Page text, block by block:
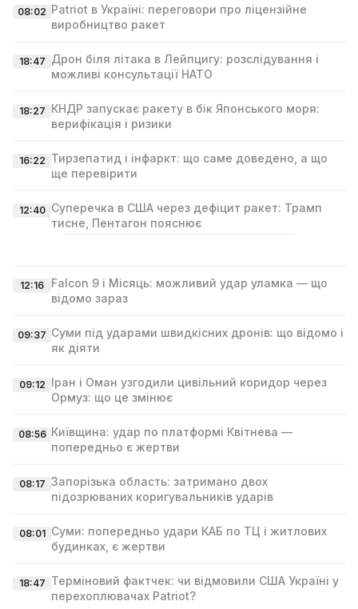
08:02 Patriot в Україні: переговори про ліцензійне
виробництво ракет
18:47 Дрон біля літака в Лейпцигу: розслідування і
можливі консультації НАТО
18:27 КНДР запускає ракету в бік Японського моря:
верифікація і ризики
16:22 Тирзепатид і інфаркт: що саме доведено, а що
ще перевірити
12:40 Суперечка в США через дефіцит ракет: Трамп
тисне, Пентагон пояснює
12:16
Falcon 9 і Місяць: можливий удар уламка — що
відомо зараз
09:37 Суми під ударами швидкісних дронів: що відомо і
як діяти
09:12 Іран і Оман узгодили цивільний коридор через
Ормуз: що це змінює
08:56 Київщина: удар по платформі Квітнева —
попередньо є жертви
08:17 Запорізька область: затримано двох
підозрюваних коригувальників ударів
08:01 Суми: попередньо удари КАБ по ТЦ і житлових
будинках, є жертви
18:47 Терміновий фактчек: чи відмовили США Україні у
перехоплювачах Patriot?